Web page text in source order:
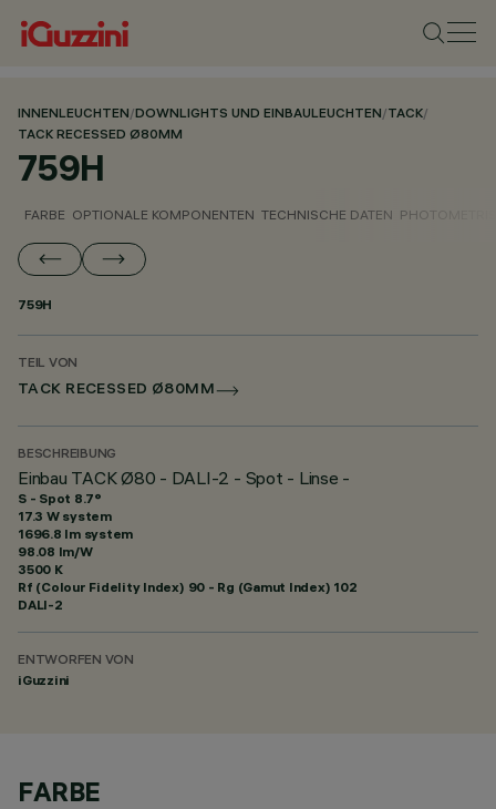
INNENLEUCHTEN/DOWNLIGHTS UND EINBAULEUCHTEN/TACK/
TACK RECESSED Ø80MM
759H
FARBE OPTIONALE KOMPONENTEN TECHNISCHE DATEN
759H
TEIL VON
TACK RECESSED Ø80MM
BESCHREIBUNG
Einbau TACK Ø80 - DALI-2 - Spot - Linse -
S - Spot 8.7°
17.3 W system
1696.8 lm system
98.08 lm/W
3500 K
Rf (Colour Fidelity Index) 90 - Rg (Gamut Index) 102
DALI-2
ENTWORFEN VON
iGuzzini
FARBE